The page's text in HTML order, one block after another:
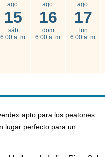
ago.
15
sáb
6:00 a. m.
ago.
16
dom
6:00 a. m.
ago.
17
lun
6:00 a. m.
apto para los peatones
lugar perfecto para un